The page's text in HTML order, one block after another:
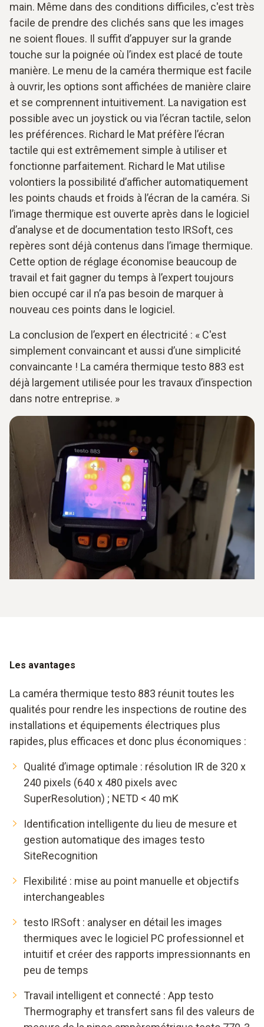
main. Même dans des conditions difficiles, c'est très
facile de prendre des clichés sans que les images
ne soient floues. Il suffit d’appuyer sur la grande
touche sur la poignée où l’index est placé de toute
manière. Le menu de la caméra thermique est facile
à ouvrir, les options sont affichées de manière claire
et se comprennent intuitivement. La navigation est
possible avec un joystick ou via l’écran tactile, selon
les préférences. Richard le Mat préfère l’écran
tactile qui est extrêmement simple à utiliser et
fonctionne parfaitement. Richard le Mat utilise
volontiers la possibilité d’afficher automatiquement
les points chauds et froids à l’écran de la caméra. Si
l’image thermique est ouverte après dans le logiciel
d’analyse et de documentation testo IRSoft, ces
repères sont déjà contenus dans l’image thermique.
Cette option de réglage économise beaucoup de
travail et fait gagner du temps à l’expert toujours
bien occupé car il n’a pas besoin de marquer à
nouveau ces points dans le logiciel.
La conclusion de l’expert en électricité : « C'est
simplement convaincant et aussi d’une simplicité
convaincante ! La caméra thermique testo 883 est
déjà largement utilisée pour les travaux d’inspection
dans notre entreprise. »
Les avantages
La caméra thermique testo 883 réunit toutes les
qualités pour rendre les inspections de routine des
installations et équipements électriques plus
rapides, plus efficaces et donc plus économiques :
Qualité d’image optimale : résolution IR de 320 x
240 pixels (640 x 480 pixels avec
SuperResolution) ; NETD < 40 mK
Identification intelligente du lieu de mesure et
gestion automatique des images testo
SiteRecognition
Flexibilité : mise au point manuelle et objectifs
interchangeables
testo IRSoft : analyser en détail les images
thermiques avec le logiciel PC professionnel et
intuitif et créer des rapports impressionnants en
peu de temps
Travail intelligent et connecté : App testo
Thermography et transfert sans fil des valeurs de